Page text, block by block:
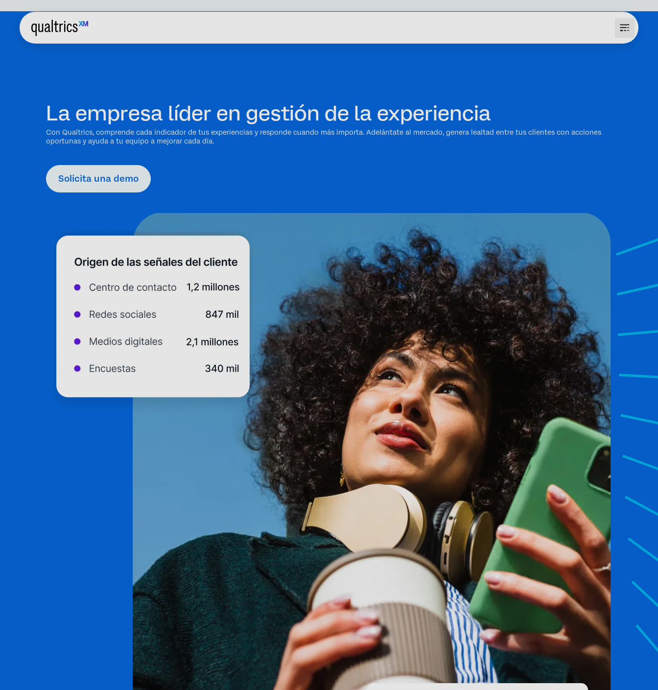
La empresa líder en gestión de la experiencia
Con Qualtrics, comprende cada indicador de tus experiencias y responde cuando más importa. Adelántate al mercado, genera lealtad entre tus clientes con acciones
oportunas y ayuda a tu equipo a mejorar cada día.
Solicita una demo